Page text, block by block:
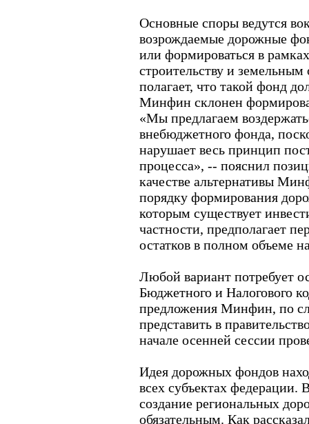
Основные споры ведутся
возрождаемые дорожные
или формироваться в
строительству и
полагает, что такой фонд
Минфин склонен
«Мы предлагаем
внебюджетного фонда,
нарушает весь принцип
процесса», -- пояснил
качестве альтернативы
порядку формирования
которым существует
частности, предполагает
остатков в полном объеме
Любой вариант потребует
Бюджетного и Налогового
предложения Минфин, по
представить в
начале осенней сессии
Идея дорожных фондов
всех субъектах федерации.
создание региональных
обязательным. Как